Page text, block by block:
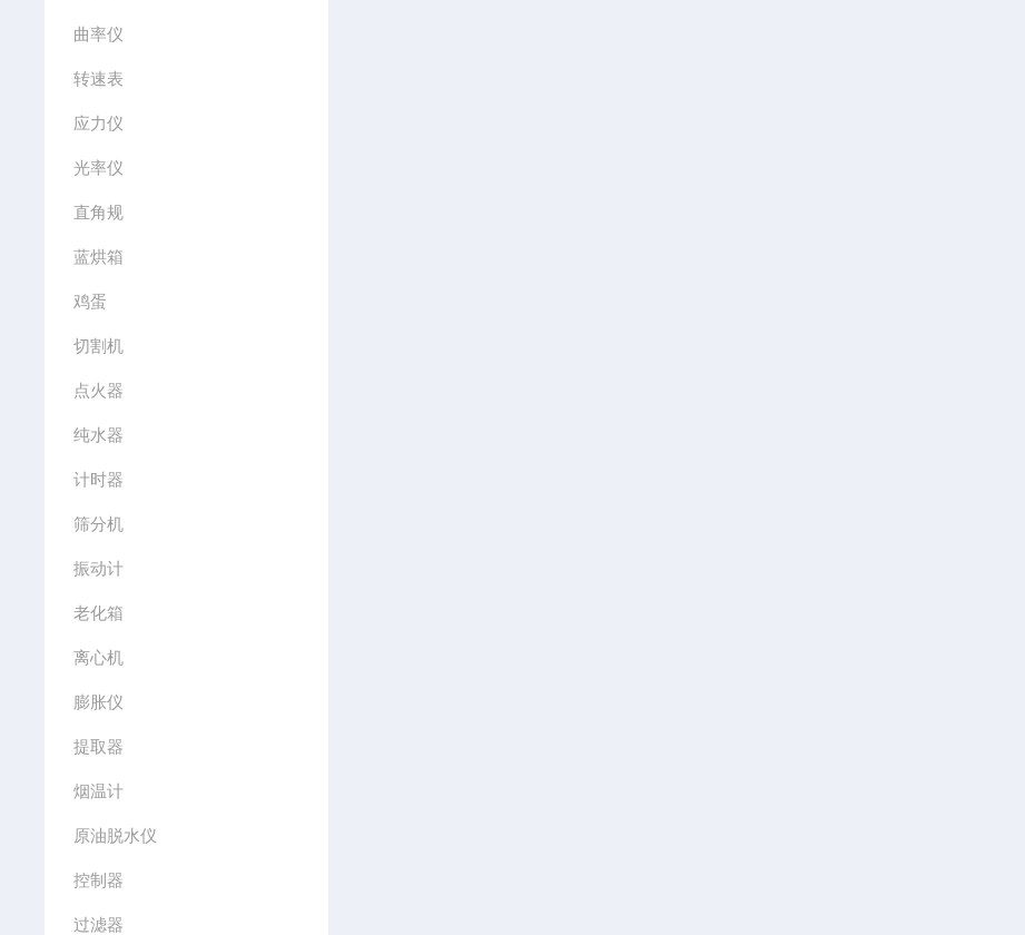
曲率仪
转速表
应力仪
光率仪
直角规
蓝烘箱
鸡蛋
切割机
点火器
纯水器
计时器
筛分机
振动计
老化箱
离心机
膨胀仪
提取器
烟温计
原油脱水仪
控制器
过滤器